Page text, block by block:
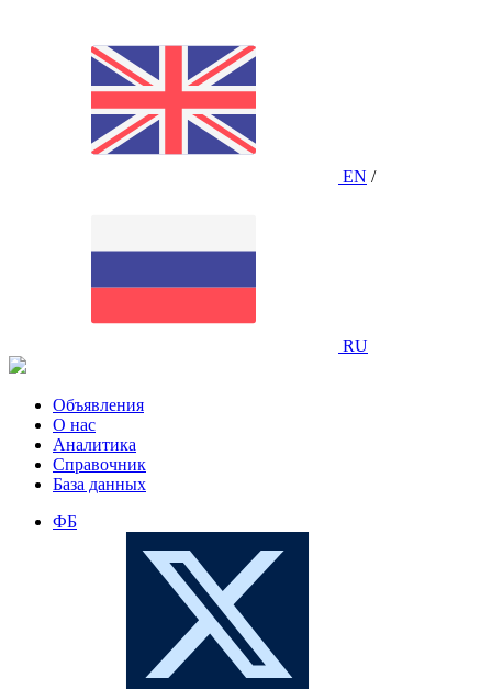
EN /
RU
Объявления
О нас
Аналитика
Справочник
База данных
ФБ